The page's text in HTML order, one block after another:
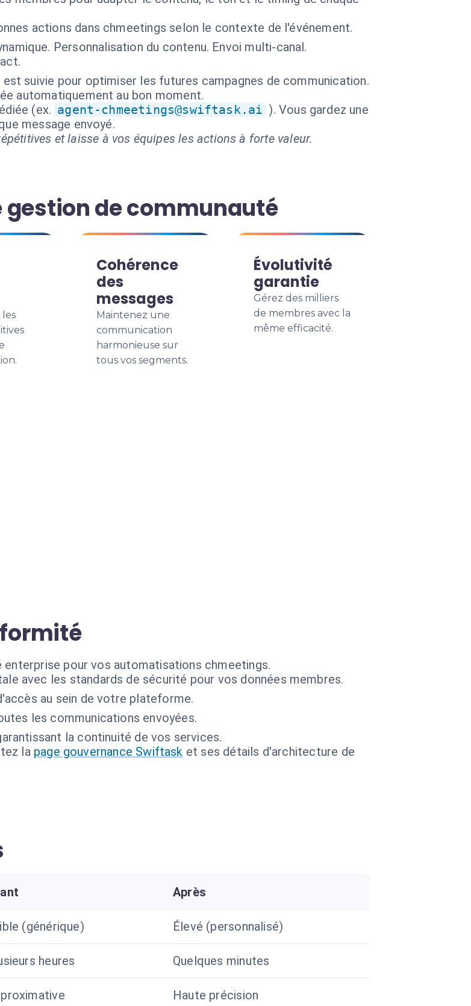
actions dans chmeetings selon le contexte de l'événement.
Personnalisation du contenu. Envoi multi-canal.
suivie pour optimiser les futures campagnes de communication.
automatiquement au bon moment.
(ex. agent-chmeetings@swiftask.ai ). Vous gardez une
message envoyé.
et laisse à vos équipes les actions à forte valeur.
de communauté
Cohérence
des
messages
Maintenez une
communication
harmonieuse sur
tous vos segments.
Évolutivité
garantie
Gérez des milliers
de membres avec la
même efficacité.
pour vos automatisations chmeetings.
avec les standards de sécurité pour vos données membres.
au sein de votre plateforme.
les communications envoyées.
la continuité de vos services.
la page gouvernance Swiftask et ses détails d'architecture de
Après
(générique) Élevé (personnalisé)
heures Quelques minutes
Haute précision